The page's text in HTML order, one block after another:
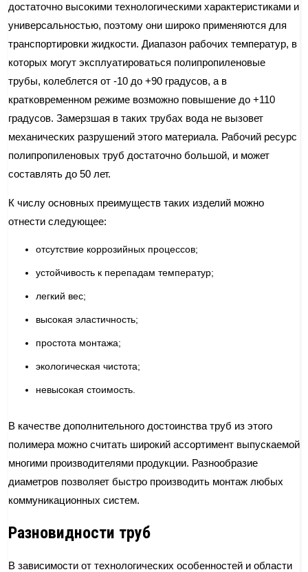
достаточно высокими технологическими характеристиками и
универсальностью, поэтому они широко применяются для
транспортировки жидкости. Диапазон рабочих температур, в
которых могут эксплуатироваться полипропиленовые
трубы, колеблется от -10 до +90 градусов, а в
кратковременном режиме возможно повышение до +110
градусов. Замерзшая в таких трубах вода не вызовет
механических разрушений этого материала. Рабочий ресурс
полипропиленовых труб достаточно большой, и может
составлять до 50 лет.
К числу основных преимуществ таких изделий можно
отнести следующее:
отсутствие коррозийных процессов;
устойчивость к перепадам температур;
легкий вес;
высокая эластичность;
простота монтажа;
экологическая чистота;
невысокая стоимость.
В качестве дополнительного достоинства труб из этого
полимера можно считать широкий ассортимент выпускаемой
многими производителями продукции. Разнообразие
диаметров позволяет быстро производить монтаж любых
коммуникационных систем.
Разновидности труб
В зависимости от технологических особенностей и области